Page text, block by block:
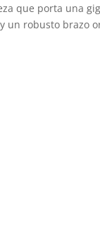
que porta una
un robusto brazo